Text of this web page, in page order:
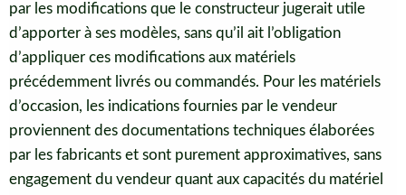
par les modifications que le constructeur jugerait utile
d’apporter à ses modèles, sans qu’il ait l’obligation
d’appliquer ces modifications aux matériels
précédemment livrés ou commandés. Pour les matériels
d’occasion, les indications fournies par le vendeur
proviennent des documentations techniques élaborées
par les fabricants et sont purement approximatives, sans
engagement du vendeur quant aux capacités du matériel